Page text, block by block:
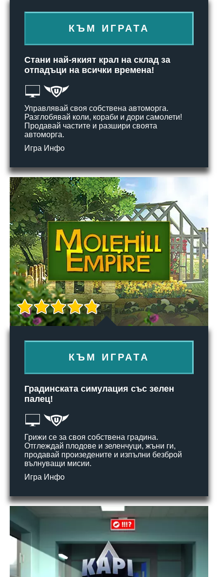
КЪМ ИГРАТА
Стани най-якият крал на склад за
отпадъци на всички времена!
Управлявай своя собствена автоморга.
Разглобявай коли, кораби и дори самолети!
Продавай частите и разшири своята
автоморга.
Игра Инфо
КЪМ ИГРАТА
Градинската симулация със зелен
палец!
Грижи се за своя собствена градина.
Отглеждай плодове и зеленчуци, жъни ги,
продавай произедените и изпълни безброй
вълнуващи мисии.
Игра Инфо